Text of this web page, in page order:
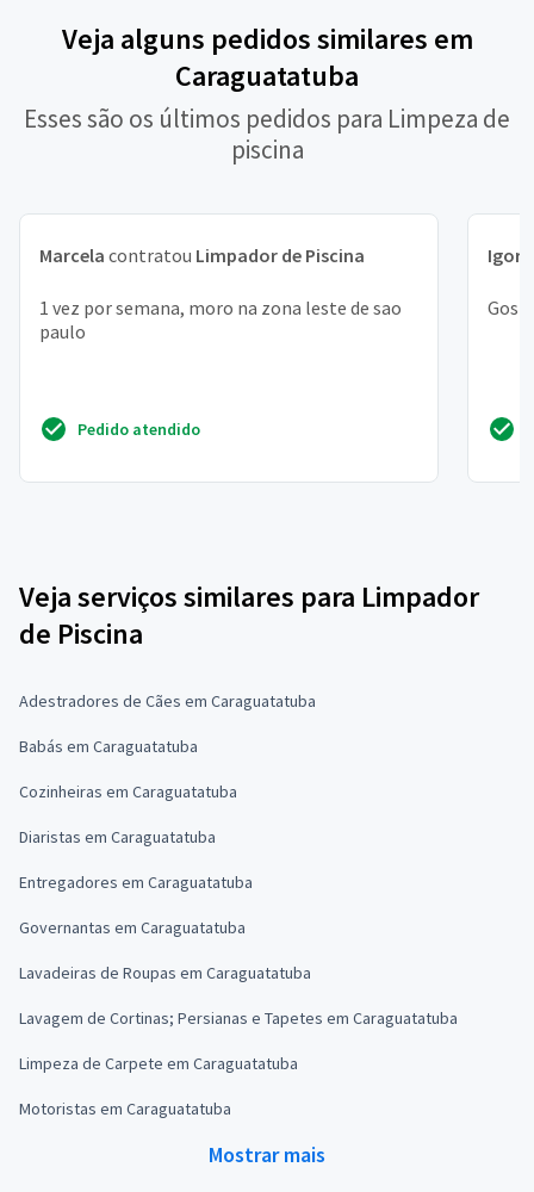
Veja alguns pedidos similares em
Caraguatatuba
Esses são os últimos pedidos para Limpeza de
piscina
Marcela contratou Limpador de Piscina
1 vez por semana, moro na zona leste de sao
paulo
Pedido atendido
Igor
Veja serviços similares para Limpador
de Piscina
Adestradores de Cães em Caraguatatuba
Babás em Caraguatatuba
Cozinheiras em Caraguatatuba
Diaristas em Caraguatatuba
Entregadores em Caraguatatuba
Governantas em Caraguatatuba
Lavadeiras de Roupas em Caraguatatuba
Lavagem de Cortinas; Persianas e Tapetes em Caraguatatuba
Limpeza de Carpete em Caraguatatuba
Motoristas em Caraguatatuba
Mostrar mais